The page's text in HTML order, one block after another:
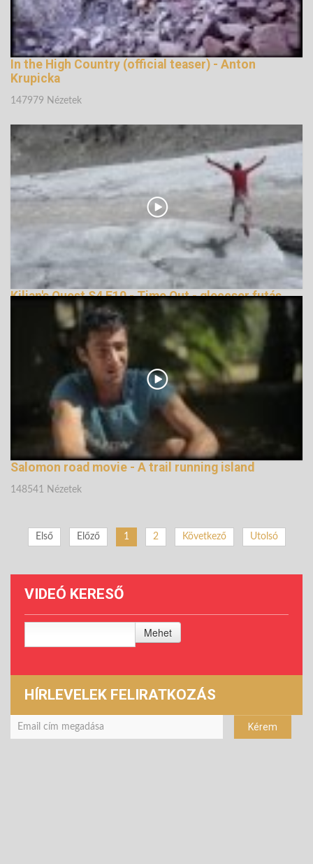
In the High Country (official teaser) - Anton
Krupicka
147979 Nézetek
Kilian's Quest S4 E10 - Time Out - gleccser futás
144757 Nézetek
Salomon road movie - A trail running island
148541 Nézetek
Első Előző 1 2 Következő Utolsó
VIDEÓ KERESŐ
Mehet
HÍRLEVELEK FELIRATKOZÁS